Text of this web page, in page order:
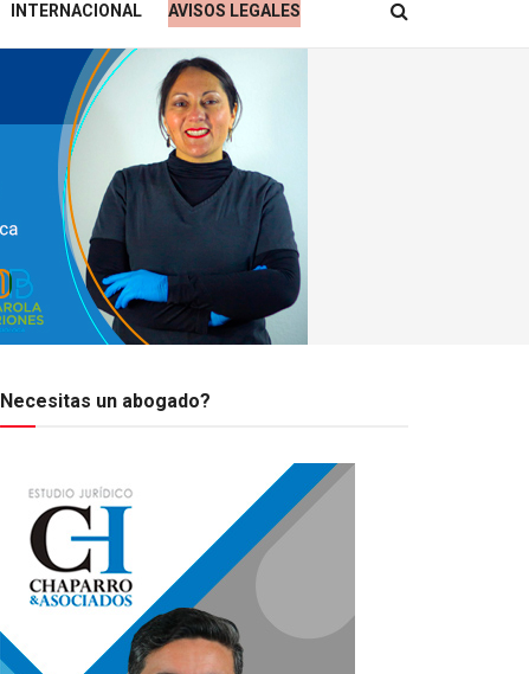
INTERNACIONAL AVISOS LEGALES
Necesitas un abogado?